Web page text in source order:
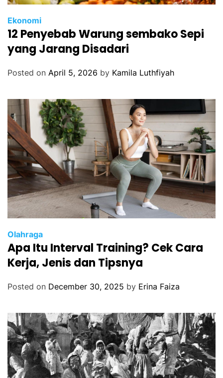
Ekonomi
12 Penyebab Warung sembako Sepi
yang Jarang Disadari
Posted on April 5, 2026 by Kamila Luthfiyah
Olahraga
Apa Itu Interval Training? Cek Cara
Kerja, Jenis dan Tipsnya
Posted on December 30, 2025 by Erina Faiza